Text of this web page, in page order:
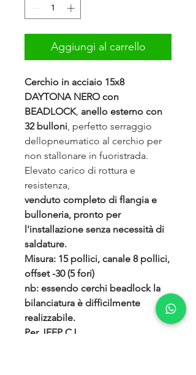
Aggiungi al carrello
Cerchio in acciaio 15x8
DAYTONA NERO con
BEADLOCK, anello esterno con
32 bulloni , perfetto serraggio
dellopneumatico al cerchio per
non stallonare in fuoristrada.
Elevato carico di rottura e
resistenza,
venduto completo di flangia e
bulloneria, pronto per
l'installazione senza necessità di
saldature.
Misura: 15 pollici, canale 8 pollici,
offset -30 (5 fori)
nb: essendo cerchi beadlock la
bilanciatura è difficilmente
realizzabile.
Per JEEP CJ